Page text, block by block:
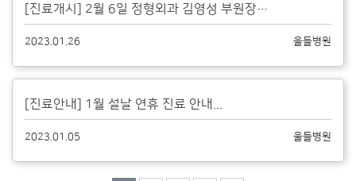
[진료개시] 2월 6일 정형외과 김영성 부원장 초빙...
울들병원
2023.01.26
[진료안내] 1월 설날 연휴 진료 안내...
울들병원
2023.01.05